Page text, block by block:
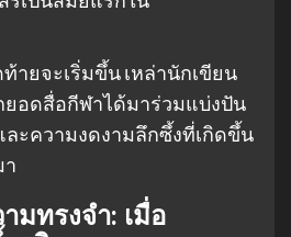
ายจะเริ่มขึ้น เหล่านักเขียน
ยอดสื่อกีฬาได้มาร่วมแบ่งปัน
ละความงดงามลึกซึ้งที่เกิดขึ้น
มทรงจำ: เมื่อ